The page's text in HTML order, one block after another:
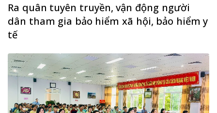
Ra quân tuyên truyền, vận động người
dân tham gia bảo hiểm xã hội, bảo hiểm y
tế